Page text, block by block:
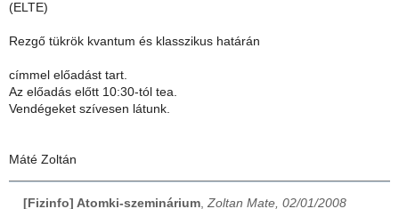
(ELTE)
Rezgő tükrök kvantum és klasszikus határán
címmel előadást tart.
Az előadás előtt 10:30-tól tea.
Vendégeket szívesen látunk.
Máté Zoltán
[Fizinfo] Atomki-szeminárium Zoltan Mate, 02/01/2008